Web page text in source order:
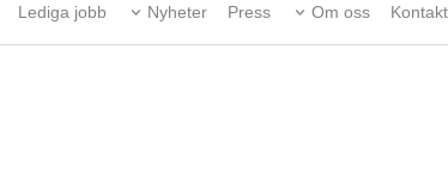
Lediga jobb Nyheter Press Om oss Kontakt